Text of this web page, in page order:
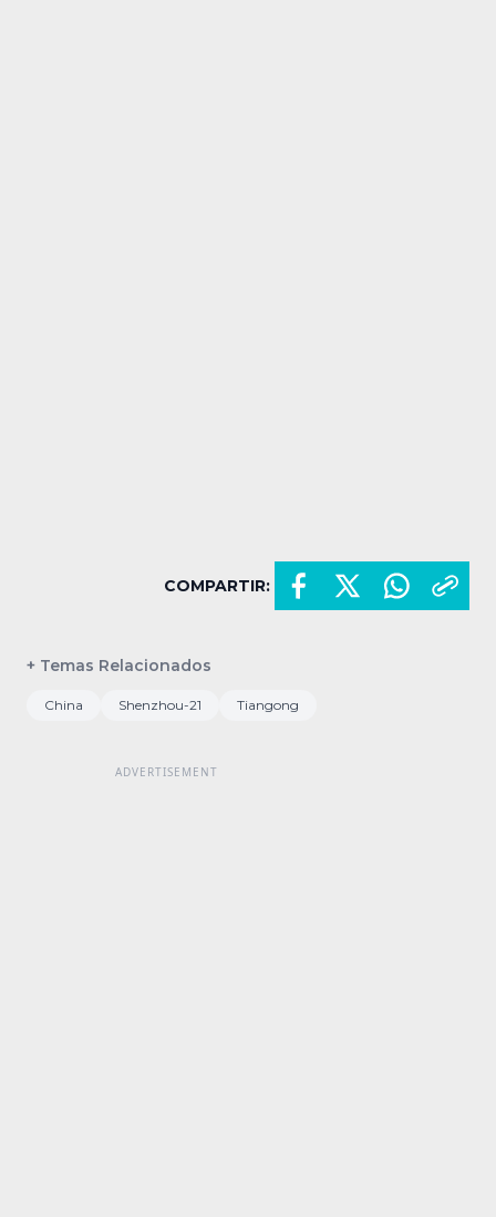
COMPARTIR:
+ Temas Relacionados
China Shenzhou-21 Tiangong